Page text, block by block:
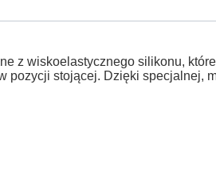
z wiskoelastycznego silikonu,
pozycji stojącej. Dzięki specjalnej,